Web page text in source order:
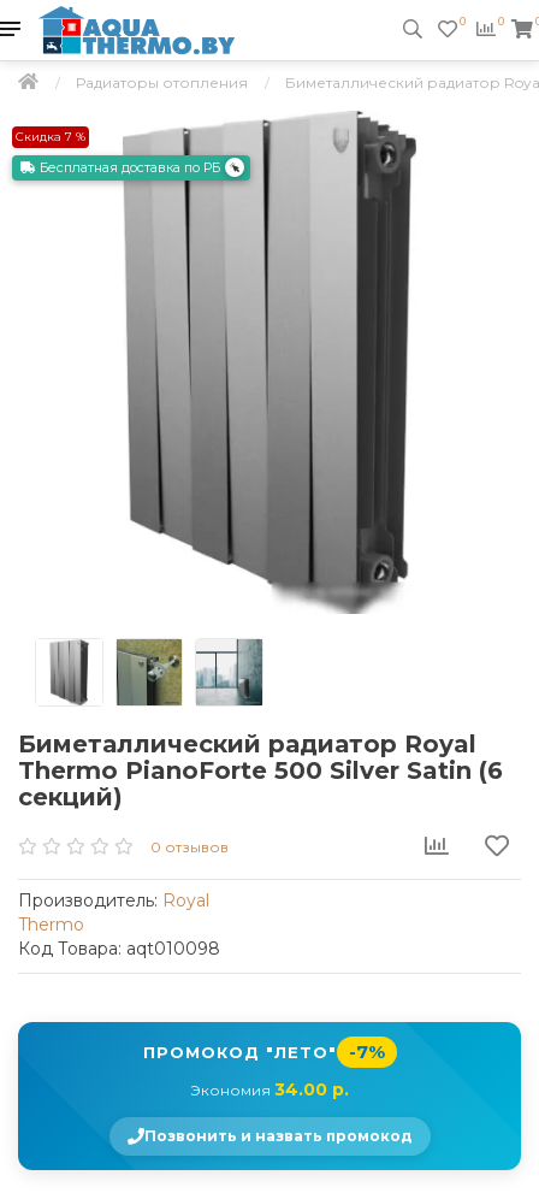
0 0
Радиаторы отопления Биметаллический радиатор
Скидка 7 %
Бесплатная доставка по РБ
Биметаллический радиатор Royal
Thermo PianoForte 500 Silver Satin (6
секций)
0 отзывов
Производитель: Royal
Thermo
Код Товара: aqt010098
ПРОМОКОД "ЛЕТО" -7%
Экономия 34.00 р.
Позвонить и назвать промокод